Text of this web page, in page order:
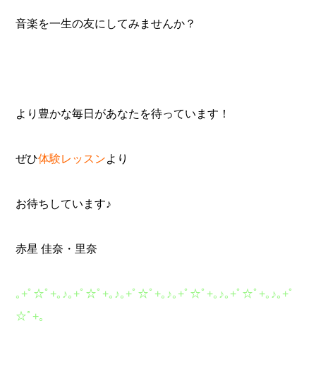
音楽を一生の友にしてみませんか？
より豊かな毎日があなたを待っています！
ぜひ体験レッスンより
お待ちしています♪
赤星 佳奈・里奈
｡+ﾟ☆ﾟ+｡ ♪｡+ﾟ☆ﾟ+｡ ♪｡+ﾟ☆ﾟ+｡ ♪｡+ﾟ☆ﾟ+｡ ♪｡+ﾟ☆ﾟ+｡ ♪｡+ﾟ
☆ﾟ+｡